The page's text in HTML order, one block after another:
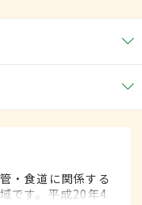
・食道に関係する
です。平成20年4